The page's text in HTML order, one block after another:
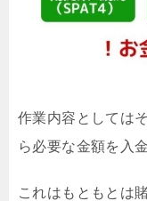
作業内容としては
ら必要な金額を入
これはもともとは